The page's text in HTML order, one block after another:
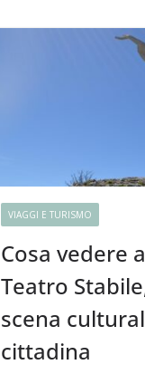
VIAGGI E TURISMO
Cosa vedere
Teatro
scena
cittadina